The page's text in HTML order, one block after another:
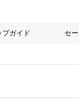
プガイド セ